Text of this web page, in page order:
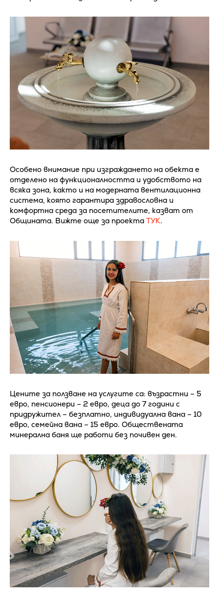
Особено внимание при изграждането на обекта е
отделено на функционалността и удобството на
всяка зона, както и на модерната вентилационна
система, която гарантира здравословна и
комфортна среда за посетителите, казват от
Общината. Вижте още за проекта ТУК.
Цените за ползване на услугите са: възрастни – 5
евро, пенсионери – 2 евро, деца до 7 години с
придружител – безплатно, индивидуална вана – 10
евро, семейна вана – 15 евро. Обществената
минерална баня ще работи без почивен ден.